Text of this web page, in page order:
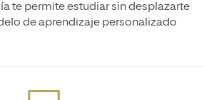
te permite estudiar sin desplazarte
de aprendizaje personalizado